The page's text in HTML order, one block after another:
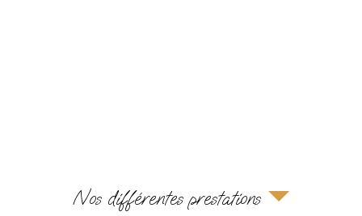
Nos différentes prestations